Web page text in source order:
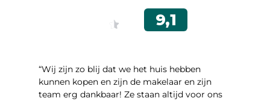
“Wij zijn zo blij dat we het huis hebben
kunnen kopen en zijn de makelaar en zijn
team erg dankbaar! Ze staan altijd voor ons